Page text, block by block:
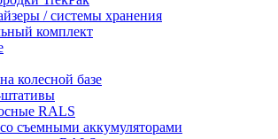
/ системы хранения
комплект
колесной базе
RALS
съемными аккумуляторами